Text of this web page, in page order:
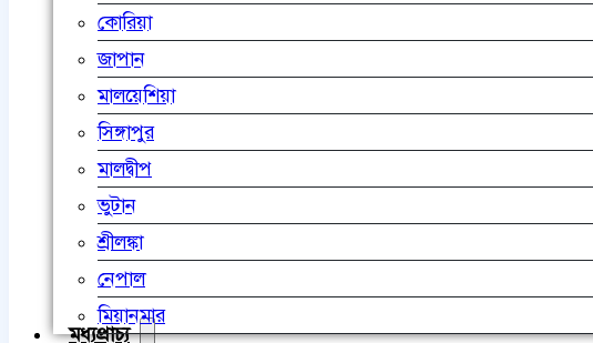
কোরিয়া
জাপান
মালয়েশিয়া
সিঙ্গাপুর
মালদ্বীপ
ভুটান
শ্রীলঙ্কা
নেপাল
মিয়ানমার
মধ্যপ্রাচ্য